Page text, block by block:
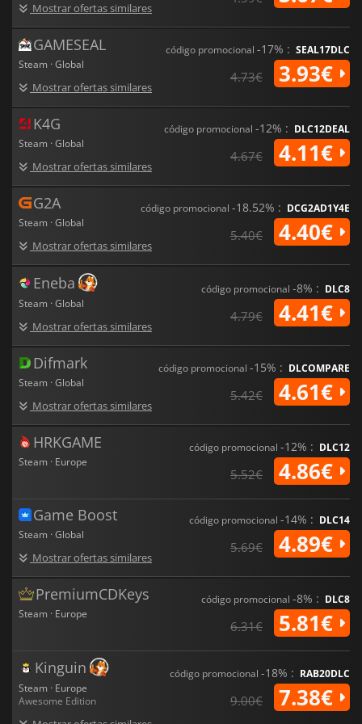
Mostrar ofertas similares
GAMESEAL
Steam · Global
Mostrar ofertas similares
código promocional -17% : SEAL17DLC
4.73€ 3.93€
K4G
Steam · Global
Mostrar ofertas similares
código promocional -12% : DLC12DEAL
4.67€ 4.11€
G2A
Steam · Global
Mostrar ofertas similares
código promocional -18.52% : DCG2AD1Y4E
5.40€ 4.40€
Eneba
Steam · Global
Mostrar ofertas similares
código promocional -8% : DLC8
4.79€ 4.41€
Difmark
Steam · Global
Mostrar ofertas similares
código promocional -15% : DLCOMPARE
5.42€ 4.61€
HRKGAME
Steam · Europe
código promocional -12% : DLC12
5.52€ 4.86€
Game Boost
Steam · Global
Mostrar ofertas similares
código promocional -14% : DLC14
5.69€ 4.89€
PremiumCDKeys
Steam · Europe
código promocional -8% : DLC8
6.31€ 5.81€
Kinguin
Steam · Europe
Awesome Edition
código promocional -18% : RAB20DLC
9.00€ 7.38€